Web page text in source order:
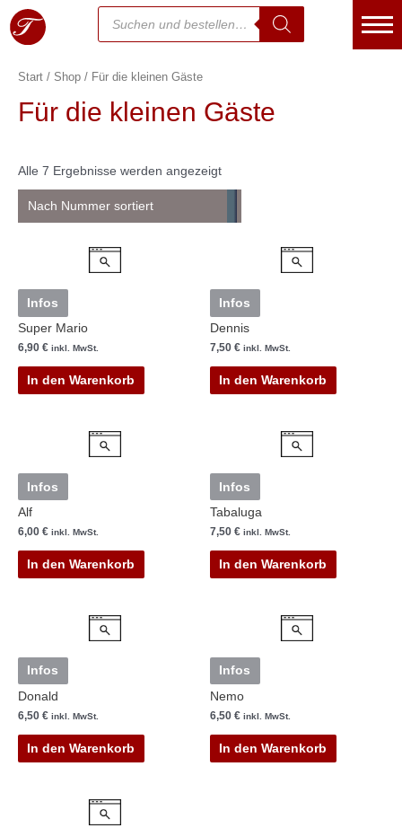
Essen bestellen
Kasse
Mein Konto
Über uns
Jetzt Anrufen
Speisekarte
Start / Shop / Für die kleinen Gäste
Für die kleinen Gäste
Alle 7 Ergebnisse werden angezeigt
Infos
Super Mario
6,90 € inkl. MwSt.
In den Warenkorb
Infos
Dennis
7,50 € inkl. MwSt.
In den Warenkorb
Infos
Alf
6,00 € inkl. MwSt.
In den Warenkorb
Infos
Tabaluga
7,50 € inkl. MwSt.
In den Warenkorb
Infos
Donald
6,50 € inkl. MwSt.
In den Warenkorb
Infos
Nemo
6,50 € inkl. MwSt.
In den Warenkorb